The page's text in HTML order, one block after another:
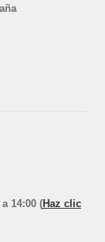
14:00 (Haz clic